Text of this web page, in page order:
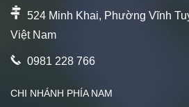
524 Minh Khai, Phường Vĩnh
Việt Nam
0981 228 766
CHI NHÁNH PHÍA NAM